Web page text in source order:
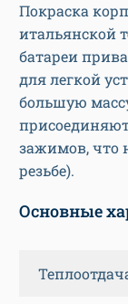
Покраска
итальянской
батареи
для легкой
большую
зажимов, что
резьбе).
Основные